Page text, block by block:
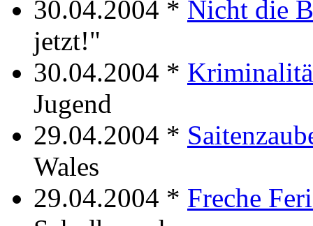
30.04.2004 * Nicht die
jetzt!"
30.04.2004 *
Jugend
29.04.2004 *
Wales
29.04.2004 * Freche